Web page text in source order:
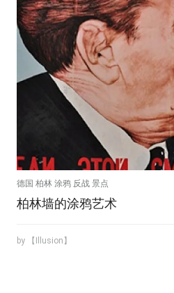
德国 柏林 涂鸦 反战 景点
柏林墙的涂鸦艺术
by 【Illusion】